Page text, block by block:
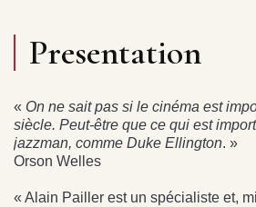
Presentation
« On ne sait pas si le cinéma est
siècle. Peut-être que ce qui est
jazzman, comme Duke Ellington. »
Orson Welles
« Alain Pailler est un spécialiste et,